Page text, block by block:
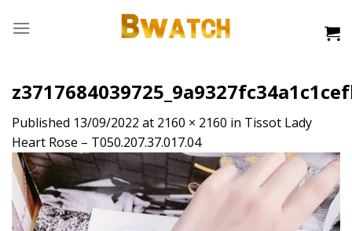
Published 13/09/2022 at 2160 × 2160 in Tissot Lady
Heart Rose – T050.207.37.017.04